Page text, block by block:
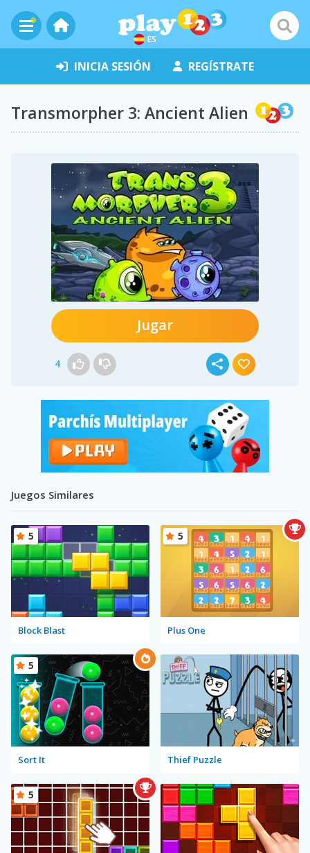
ES
INICIA SESIÓN REGÍSTRATE
Transmorpher 3: Ancient Alien
Jugar
4
Juegos Similares
Block Blast
5
Plus One
5
Sort It
5
Thief Puzzle
5